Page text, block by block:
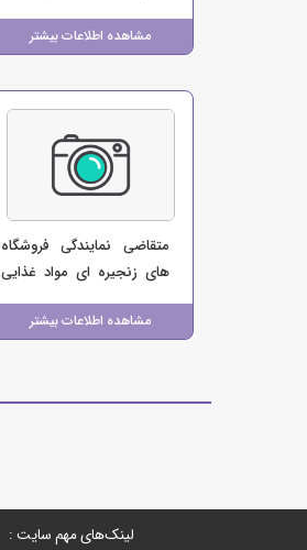
مشاهده اطلاعات بیشتر
مشاهده اطلاعات بیشتر
متقاضی نمایندگی فروشگاه
های زنجیره ای مواد غذایی
(بابایی)
لینک‌های مهم سایت :